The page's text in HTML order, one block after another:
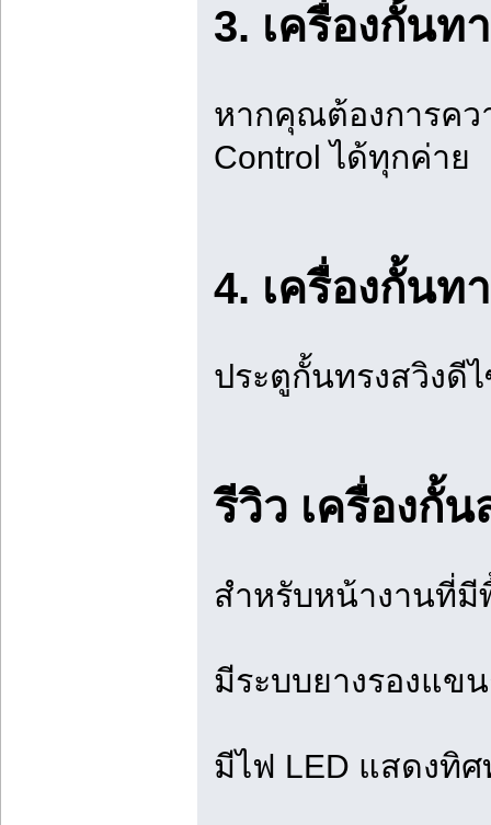
3. เครื่องกั้นท
หากคุณต้องการคว
Control ได้ทุกค่าย
4. เครื่องกั้นท
ประตูกั้นทรงสวิงดี
รีวิว เครื่องกั้
สำหรับหน้างานที่มี
มีระบบยางรองแข
มีไฟ LED แสดงทิศ